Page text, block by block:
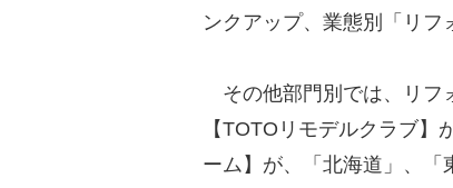
ンクアップ、業態別「リフ
その他部門別では、リフ
【TOTOリモデルクラブ
ーム】が、「北海道」、